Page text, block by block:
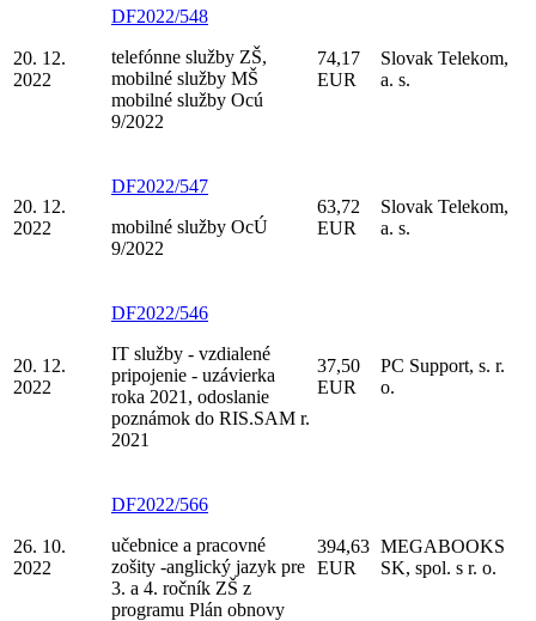
20. 12.
2022
DF2022/548
telefónne služby ZŠ,
mobilné služby MŠ
mobilné služby Ocú
9/2022
74,17
EUR
Slovak Telekom,
a. s.
20. 12.
2022
DF2022/547
mobilné služby OcÚ
9/2022
63,72
EUR
Slovak Telekom,
a. s.
20. 12.
2022
DF2022/546
IT služby - vzdialené
pripojenie - uzávierka
roka 2021, odoslanie
poznámok do RIS.SAM r.
2021
37,50
EUR
PC Support, s. r.
o.
26. 10.
2022
DF2022/566
učebnice a pracovné
zošity -anglický jazyk pre
3. a 4. ročník ZŠ z
programu Plán obnovy
394,63
EUR
MEGABOOKS
SK, spol. s r. o.